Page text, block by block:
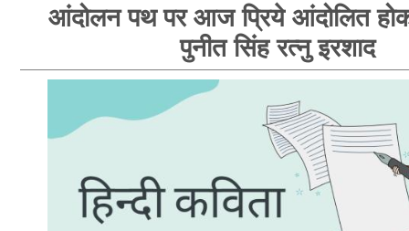
आंदोलन पथ पर आज प्रिये आंदोलित
पुनीत सिंह रत्नु इरशाद